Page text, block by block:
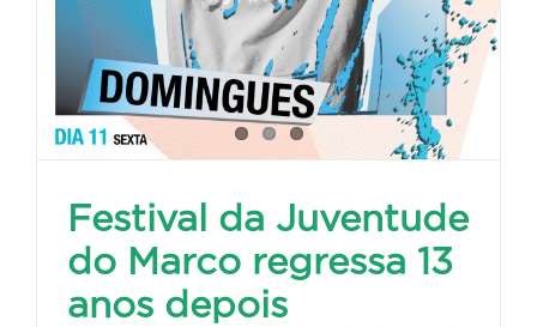
Festival da Juventude
do Marco regressa 13
anos depois